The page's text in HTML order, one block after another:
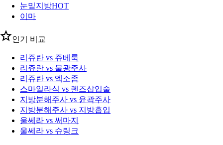
눈밑지방HOT
이마
인기 비교
리쥬란 vs 쥬베룩
리쥬란 vs 물광주사
리쥬란 vs 엑소좀
스마일라식 vs 렌즈삽입술
지방분해주사 vs 윤곽주사
지방분해주사 vs 지방흡입
울쎄라 vs 써마지
울쎄라 vs 슈링크